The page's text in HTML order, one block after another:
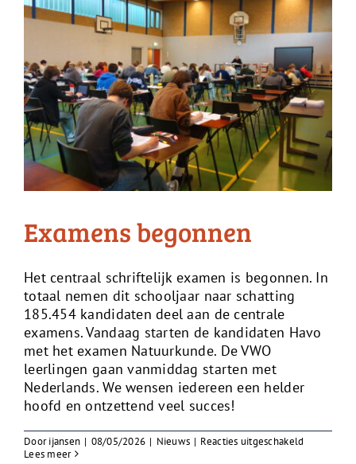
Examens begonnen
Het centraal schriftelijk examen is begonnen. In
totaal nemen dit schooljaar naar schatting
185.454 kandidaten deel aan de centrale
examens. Vandaag starten de kandidaten Havo
met het examen Natuurkunde. De VWO
leerlingen gaan vanmiddag starten met
Nederlands. We wensen iedereen een helder
hoofd en ontzettend veel succes!
Doorijansen | 08/05/2026 | Nieuws | Reacties uitgeschakeld
Lees meer